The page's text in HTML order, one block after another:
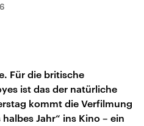
Für die britische
ist das der natürliche
kommt die Verfilmung
Jahr“ ins Kino – ein